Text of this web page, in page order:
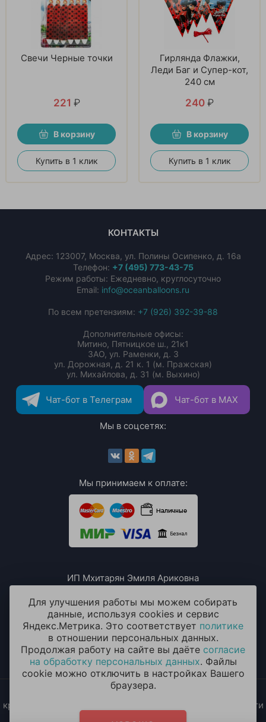
Свечи Черные точки
221 ₽
В корзину
Купить в 1 клик
Гирлянда Флажки,
Леди Баг и Супер-кот,
240 см
240 ₽
В корзину
Купить в 1 клик
КОНТАКТЫ
Адрес: 123007, Москва, ул. Полины Осипенко, д. 16а
Телефон: +7 (495) 773-43-75
Режим работы: Ежедневно, круглосуточно
Email: info@oceanballoons.ru
По всем претензиям: +7 (926) 392-39-88
Дополнительные офисы:
Митино, Пятницкое ш., 21к1
ЗАО, ул. Раменки, д. 3
ул. Дорожная, д. 21 к. 1 (м. Пражская)
ул. Михайлова, д. 31 (м. Выхино)
Чат-бот в Телеграм Чат-бот в MAX
Мы в соцсетях:
Мы принимаем к оплате:
ИП Мхитарян Эмиля Ариковна
ИНН: 771385063807
ОГРН / ОГРНИП: 319508100076230
2014 - 2026 © «ОКЕАН ШАРОВ» Воздушные шары с
круглосуточной доставкой в Москве и Московской области
Политика конфиденциальности
согласие на обработку
Для улучшения работы мы можем собирать
данные, используя cookies и сервис
Яндекс.Метрика. Это соответствует политике
в отношении персональных данных.
Продолжая работу на сайте вы даёте согласие
на обработку персональных данных. Файлы
cookie можно отключить в настройках Вашего
браузера.